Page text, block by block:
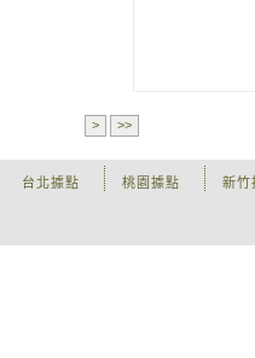
> >>
新竹
桃園據點
台北據點